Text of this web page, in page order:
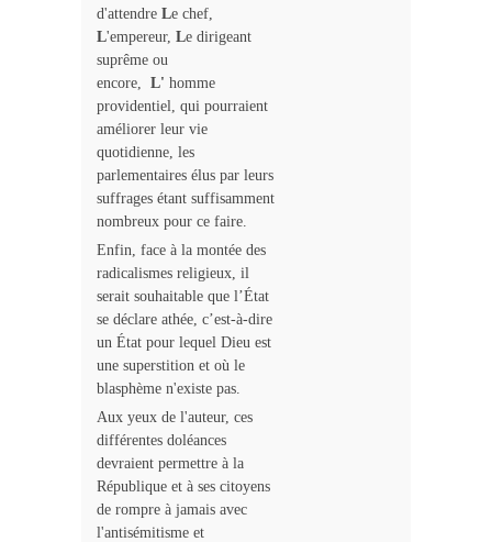
d'attendre Le chef,
L'empereur, Le dirigeant
suprême ou
encore,
L' homme
providentiel, qui pourraient
améliorer leur vie
quotidienne, les
parlementaires élus par leurs
suffrages étant suffisamment
nombreux pour ce faire.
Enfin, face à la montée des
radicalismes religieux, il
serait souhaitable que l’État
se déclare athée, c’est-à-dire
un État pour lequel Dieu est
une superstition et où le
blasphème n'existe pas.
Aux yeux de l'auteur, ces
différentes doléances
devraient permettre à la
République et à ses citoyens
de rompre à jamais avec
l'antisémitisme et